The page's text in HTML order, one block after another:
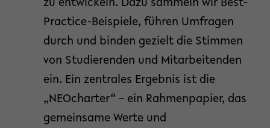
zu entwickeln. Dazu sammeln wir Best-
Practice-Beispiele, führen Umfragen
durch und binden gezielt die Stimmen
von Studierenden und Mitarbeitenden
ein. Ein zentrales Ergebnis ist die
„NEOcharter“ – ein Rahmenpapier, das
gemeinsame Werte und